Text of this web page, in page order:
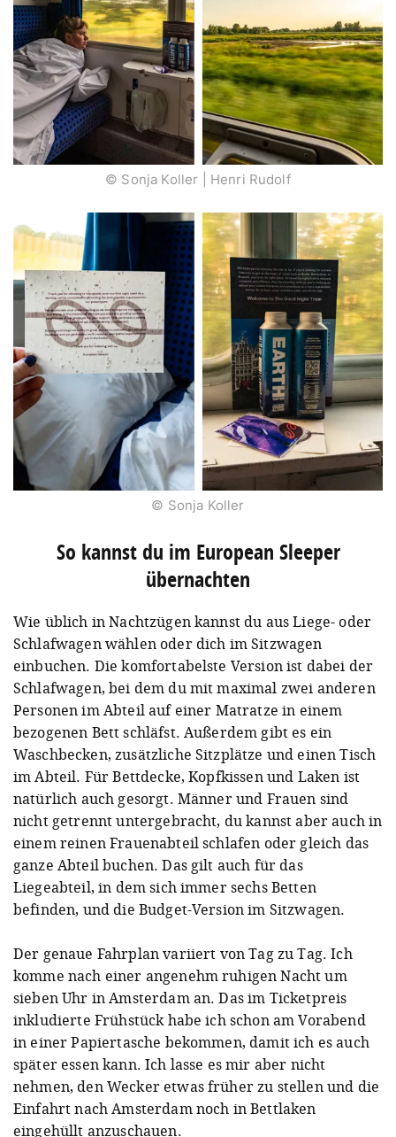
© Sonja Koller | Henri Rudolf
© Sonja Koller
So kannst du im European Sleeper
übernachten
Wie üblich in Nachtzügen kannst du aus Liege- oder
Schlafwagen wählen oder dich im Sitzwagen
einbuchen. Die komfortabelste Version ist dabei der
Schlafwagen, bei dem du mit maximal zwei anderen
Personen im Abteil auf einer Matratze in einem
bezogenen Bett schläfst. Außerdem gibt es ein
Waschbecken, zusätzliche Sitzplätze und einen Tisch
im Abteil. Für Bettdecke, Kopfkissen und Laken ist
natürlich auch gesorgt. Männer und Frauen sind
nicht getrennt untergebracht, du kannst aber auch in
einem reinen Frauenabteil schlafen oder gleich das
ganze Abteil buchen. Das gilt auch für das
Liegeabteil, in dem sich immer sechs Betten
befinden, und die Budget-Version im Sitzwagen.
Der genaue Fahrplan variiert von Tag zu Tag. Ich
komme nach einer angenehm ruhigen Nacht um
sieben Uhr in Amsterdam an. Das im Ticketpreis
inkludierte Frühstück habe ich schon am Vorabend
in einer Papiertasche bekommen, damit ich es auch
später essen kann. Ich lasse es mir aber nicht
nehmen, den Wecker etwas früher zu stellen und die
Einfahrt nach Amsterdam noch in Bettlaken
eingehüllt anzuschauen.